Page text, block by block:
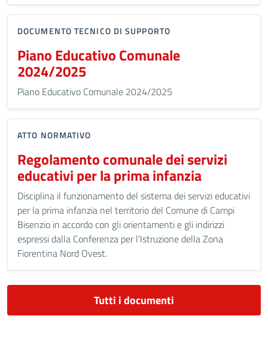
DOCUMENTO TECNICO DI SUPPORTO
Piano Educativo Comunale
2024/2025
Piano Educativo Comunale 2024/2025
ATTO NORMATIVO
Regolamento comunale dei servizi
educativi per la prima infanzia
Disciplina il funzionamento del sistema dei servizi educativi
per la prima infanzia nel territorio del Comune di Campi
Bisenzio in accordo con gli orientamenti e gli indirizzi
espressi dalla Conferenza per l’Istruzione della Zona
Fiorentina Nord Ovest.
Tutti i documenti